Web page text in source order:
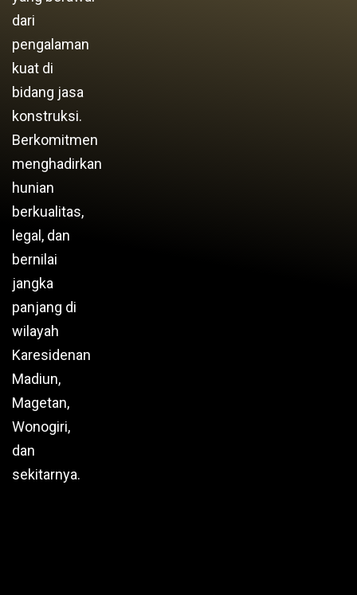
dari
pengalaman
kuat di
bidang jasa
konstruksi.
Berkomitmen
menghadirkan
hunian
berkualitas,
legal, dan
bernilai
jangka
panjang di
wilayah
Karesidenan
Madiun,
Magetan,
Wonogiri,
dan
sekitarnya.